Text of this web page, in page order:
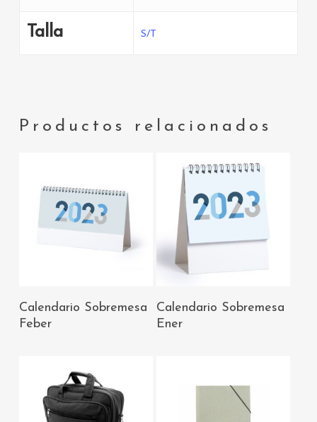
Talla S/T
Productos relacionados
AÑADIR AL
Calendario Sobremesa
Feber
AÑADIR AL
Calendario Sobremesa
Ener